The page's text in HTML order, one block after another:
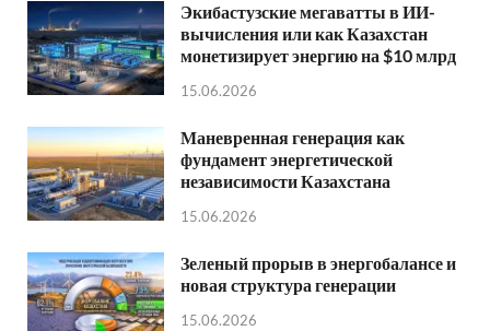
Экибастузские мегаватты в ИИ-
вычисления или как Казахстан
монетизирует энергию на $10 млрд
15.06.2026
Маневренная генерация как
фундамент энергетической
независимости Казахстана
15.06.2026
Зеленый прорыв в энергобалансе и
новая структура генерации
15.06.2026